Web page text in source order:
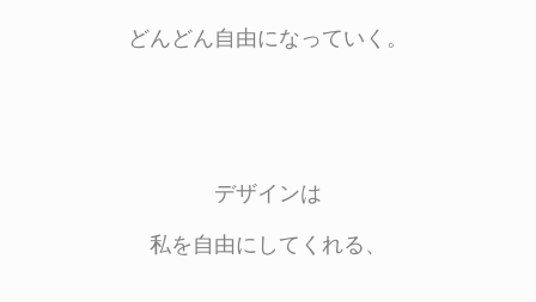
どんどん自由になっていく。
デザインは
私を自由にしてくれる、